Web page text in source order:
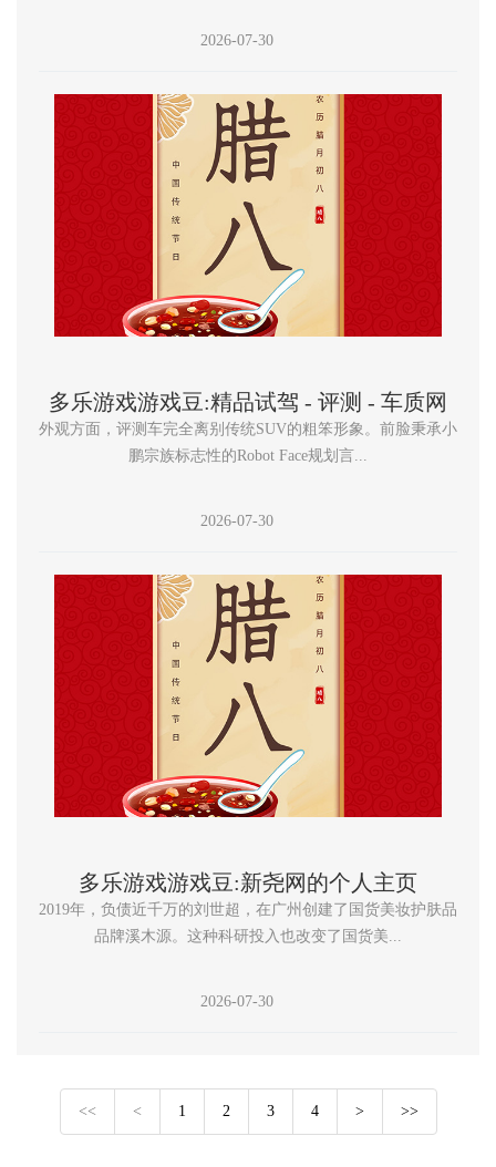
2026-07-30
多乐游戏游戏豆:精品试驾 - 评测 - 车质网
外观方面，评测车完全离别传统SUV的粗笨形象。前脸秉承小
鹏宗族标志性的Robot Face规划言...
2026-07-30
多乐游戏游戏豆:新尧网的个人主页
2019年，负债近千万的刘世超，在广州创建了国货美妆护肤品
品牌溪木源。这种科研投入也改变了国货美...
2026-07-30
<< < 1 2 3 4 > >>